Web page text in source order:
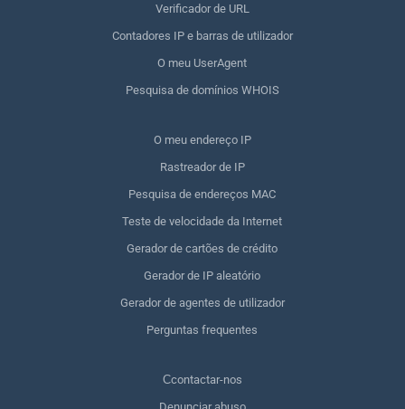
Verificador de URL
Contadores IP e barras de utilizador
O meu UserAgent
Pesquisa de domínios WHOIS
O meu endereço IP
Rastreador de IP
Pesquisa de endereços MAC
Teste de velocidade da Internet
Gerador de cartões de crédito
Gerador de IP aleatório
Gerador de agentes de utilizador
Perguntas frequentes
Сcontactar-nos